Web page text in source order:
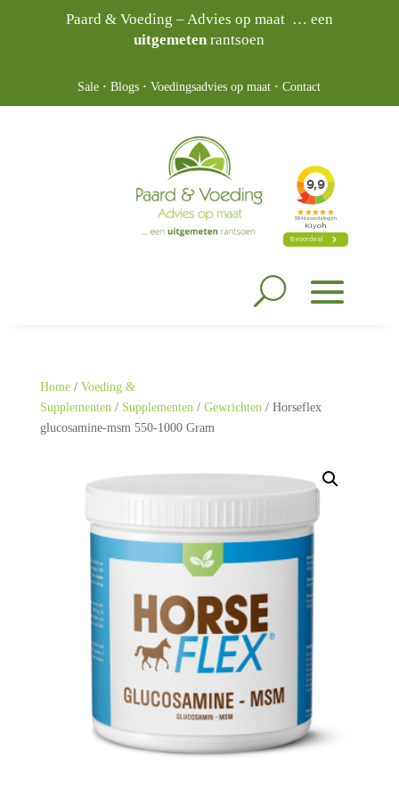
Paard & Voeding – Advies op maat … een
uitgemetenrantsoen
Sale ·Blogs ·Voedingsadvies op maat ·Contact
Home/ Voeding &
Supplementen/ Supplementen/ Gewrichten/ Horseflex
glucosamine-msm 550-1000 Gram